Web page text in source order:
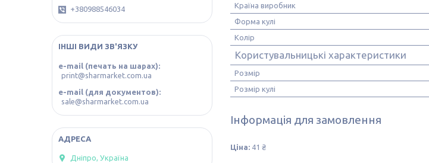
Країна виробник
Форма кулі
Колір
Користувальницькі характеристики
Розмір
Розмір кулі
Інформація для замовлення
Ціна: 41 ₴
+380988546034
ІНШІ ВИДИ ЗВ'ЯЗКУ
e-mail (печать на шарах)
print@sharmarket.com.ua
e-mail (для документов)
sale@sharmarket.com.ua
Дніпро, Україна